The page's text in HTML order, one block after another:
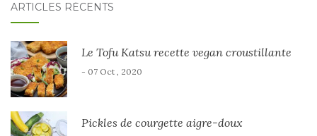
ARTICLES RÉCENTS
Le Tofu Katsu recette vegan croustillante
- 07 Oct , 2020
Pickles de courgette aigre-doux